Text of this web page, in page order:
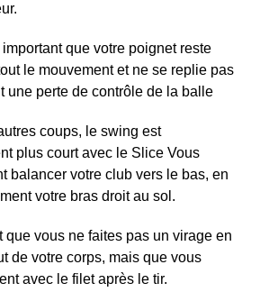
important que votre poignet reste
le mouvement et ne se replie pas
une perte de contrôle de la balle
coups, le swing est
plus court avec le Slice Vous
balancer votre club vers le bas, en
votre bras droit au sol.
que vous ne faites pas un virage en
de votre corps, mais que vous
avec le filet après le tir.